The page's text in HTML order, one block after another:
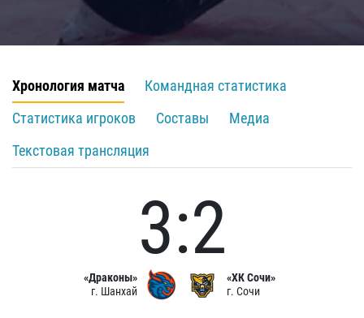
Хронология матча
Командная статистика
Статистика игроков
Составы
Медиа
Текстовая трансляция
«Драконы»
г. Шанхай
3:2
«ХК Сочи»
г. Сочи